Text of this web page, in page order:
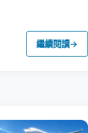
繼續閱讀→